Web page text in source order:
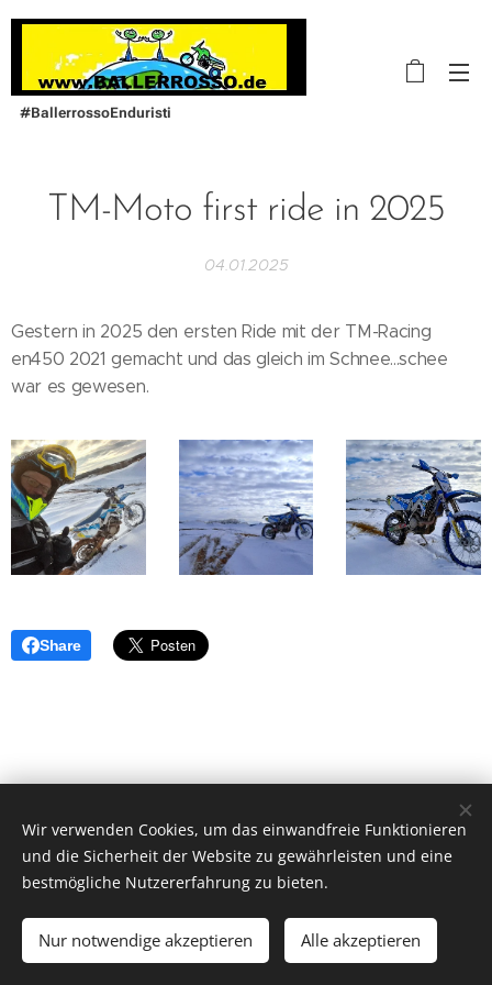
#BallerrossoEnduristi
TM-Moto first ride in 2025
04.01.2025
Gestern in 2025 den ersten Ride mit der TM-Racing
en450 2021 gemacht und das gleich im Schnee...schee
war es gewesen.
Share
Ballerrosso UG (haftungsbeschränkt), 85253
Kleinberghofen, +49(0)17697678427 zw.18-20 Uhr
Motorradreiseveranstalter
Cookies
Wir verwenden Cookies, um das einwandfreie Funktionieren
und die Sicherheit der Website zu gewährleisten und eine
bestmögliche Nutzererfahrung zu bieten.
Nur notwendige akzeptieren Alle akzeptieren